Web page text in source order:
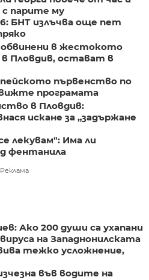
с парите му
БНТ излъчва още пет
в жестокото
Пловдив, остават в
първенство по
програмата
в Пловдив:
искане за „задържане
лекувам": Има ли
фентанила
Реклама
Ако 200 души са ухапани
на Западнонилската
тежко усложнение,
във водите на